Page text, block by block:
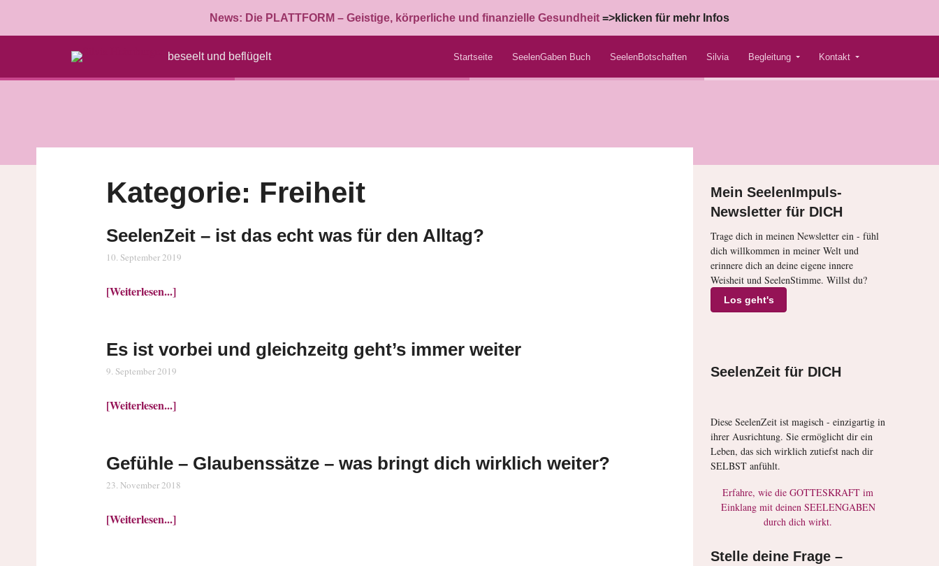
News: Die PLATTFORM – Geistige, körperliche und finanzielle Gesundheit =>klicken für mehr Infos
beseelt und beflügelt Startseite SeelenGaben Buch SeelenBotschaften Silvia Begleitung Kontakt
Kategorie: Freiheit
SeelenZeit – ist das echt was für den Alltag?
10. September 2019
[Weiterlesen...]
Es ist vorbei und gleichzeitg geht’s immer weiter
9. September 2019
[Weiterlesen...]
Gefühle – Glaubenssätze – was bringt dich wirklich weiter?
23. November 2018
[Weiterlesen...]
Mein SeelenImpuls-
Newsletter für DICH
Trage dich in meinen Newsletter ein - fühl
dich willkommen in meiner Welt und
erinnere dich an deine eigene innere
Weisheit und SeelenStimme. Willst du?
Los geht's
SeelenZeit für DICH
Diese SeelenZeit ist magisch - einzigartig in
ihrer Ausrichtung. Sie ermöglicht dir ein
Leben, das sich wirklich zutiefst nach dir
SELBST anfühlt.
Erfahre, wie die GOTTESKRAFT im
Einklang mit deinen SEELENGABEN
durch dich wirkt.
Stelle deine Frage –